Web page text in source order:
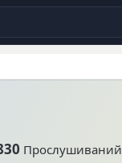
Прослушиваний